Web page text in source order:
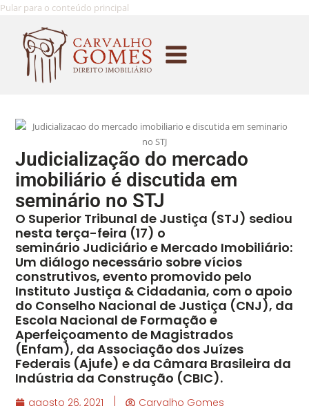
Pular para o conteúdo principal
Judicialização do mercado
imobiliário é discutida em
seminário no STJ
O Superior Tribunal de Justiça (STJ) sediou
nesta terça-feira (17) o
seminário Judiciário e Mercado Imobiliário:
Um diálogo necessário sobre vícios
construtivos, evento promovido pelo
Instituto Justiça & Cidadania, com o apoio
do Conselho Nacional de Justiça (CNJ), da
Escola Nacional de Formação e
Aperfeiçoamento de Magistrados
(Enfam), da Associação dos Juízes
Federais (Ajufe) e da Câmara Brasileira da
Indústria da Construção (CBIC).
agosto 26, 2021 Carvalho Gomes